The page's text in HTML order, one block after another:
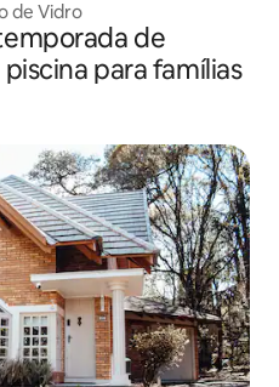
- Quarto de Vidro
de
para famílias